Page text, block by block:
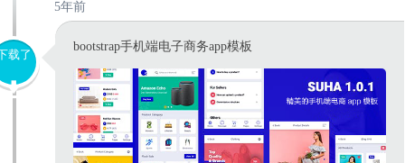
5年前
载了
bootstrap手机端电子商务app模板